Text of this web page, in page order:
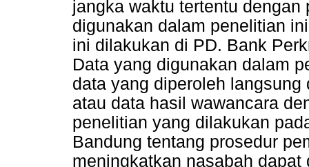
jangka waktu tertentu
digunakan dalam penelitian
ini dilakukan di PD. Bank
Data yang digunakan dalam
data yang diperoleh
atau data hasil wawancara
penelitian yang dilakukan
Bandung tentang prosedur
meningkatkan nasabah